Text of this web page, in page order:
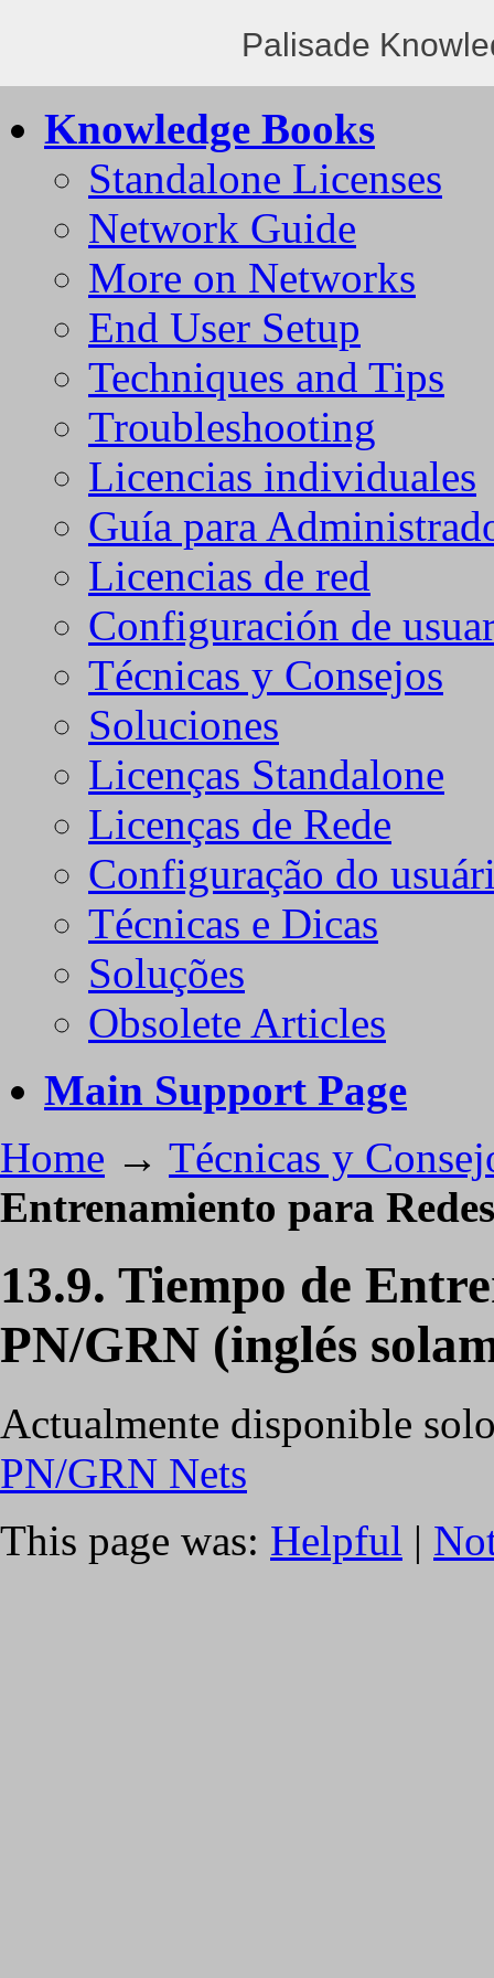
Palisade
Knowledge Books
Standalone Licenses
Network Guide
More on Networks
End User Setup
Techniques and Tips
Troubleshooting
Licencias individuales
Guía para
Licencias de red
Configuración de
Técnicas y Consejos
Soluciones
Licenças Standalone
Licenças de Rede
Configuração do
Técnicas e Dicas
Soluções
Obsolete Articles
Main Support Page
Home → Técnicas y
Entrenamiento para
13.9. Tiempo de
PN/GRN (inglés
Actualmente disponible
PN/GRN Nets
This page was: Helpful |